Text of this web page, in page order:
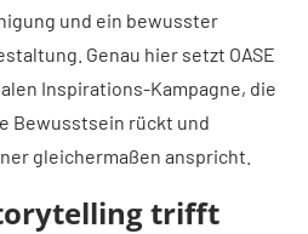
und ein bewusster
Genau hier setzt OASE
Inspirations-Kampagne, die
Bewusstsein rückt und
gleichermaßen anspricht.
trifft